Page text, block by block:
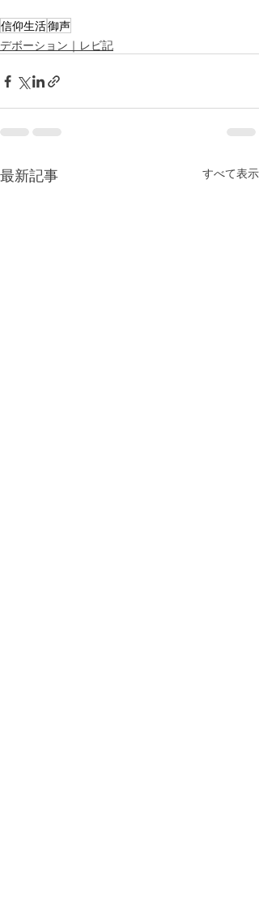
信仰生活御声
デボーション｜レビ記
最新記事 すべて表示